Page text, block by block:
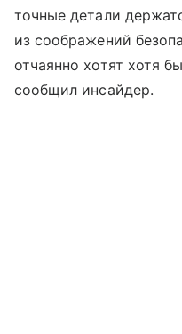
точные детали
из соображений
отчаянно хотят хотя
сообщил инсайдер.